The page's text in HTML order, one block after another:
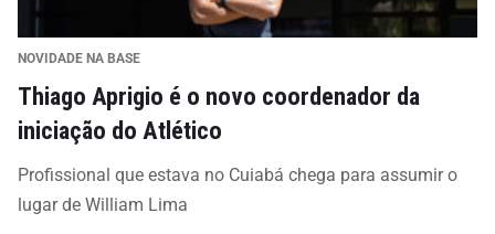
NOVIDADE NA BASE
Thiago Aprigio é o novo coordenador da
iniciação do Atlético
Profissional que estava no Cuiabá chega para assumir o
lugar de William Lima